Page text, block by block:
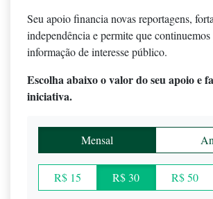
Seu apoio financia novas reportagens,
independência e permite que
informação de interesse público.
Escolha abaixo o valor do seu apoio e
iniciativa.
Mensal
R$ 15 R$ 30 R$ 50